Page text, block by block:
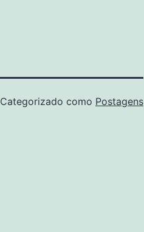
Categorizado como Postagens